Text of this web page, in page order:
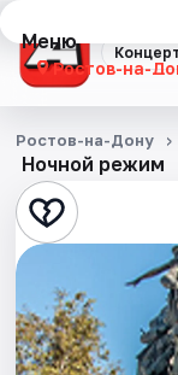
Меню
Ростов-на-
Концерты
Театр
Стендап
Выставки
Квесты
Ночной режим
Ростов-на-Дону